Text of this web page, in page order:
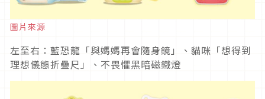
圖片來源
左至右：藍恐龍「與媽媽再會隨身鏡」、貓咪「想得到
理想儀態折疊尺」、不畏懼黑暗磁鐵燈